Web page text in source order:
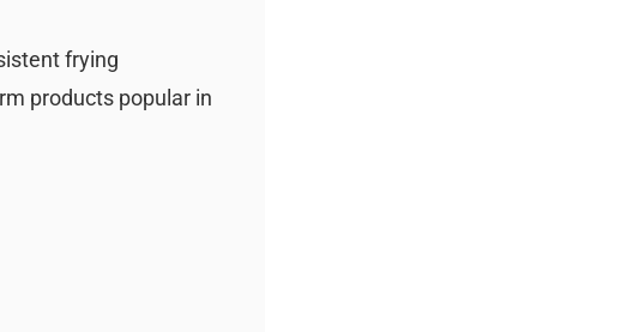
frying
products popular in